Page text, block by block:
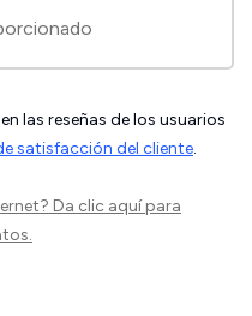
las reseñas de los usuarios
satisfacción del cliente.
Da clic aquípara